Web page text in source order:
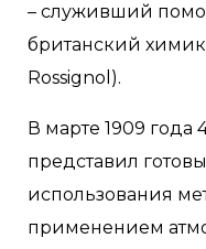
– служивший
британский
Rossignol).
В марте 1909 года
представил
использования
применением